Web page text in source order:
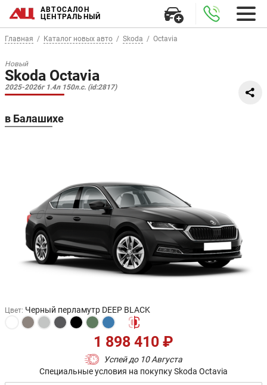
АВТОСАЛОН
ЦЕНТРАЛЬНЫЙ
Главная Каталог новых авто Skoda Octavia
Новый
Skoda Octavia
2025-2026г 1.4л 150л.с. (id:2817)
в Балашихе
Цвет: Черный перламутр DEEP BLACK
Успей до 10 Августа
1 898 410 ₽
Специальные условия на покупку Skoda Octavia